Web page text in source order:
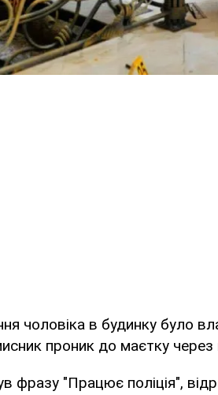
чоловіка в будинку було
проник до маєтку через
фразу "Працює поліція",